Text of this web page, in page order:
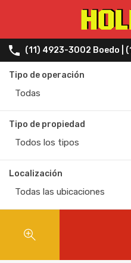
(11) 4923-3002 Boedo |
Tipo de operación
Todas
Tipo de propiedad
Todos los tipos
Localización
Todas las ubicaciones